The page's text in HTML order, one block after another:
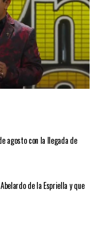
agosto con la llegada de
de la Espriella y que